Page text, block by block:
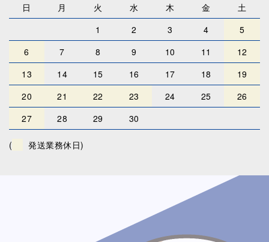
日
月 火 水 木 金
土
1
2 3 4
5
6
7 8 9 10 11
12
13
14 15 16 17 18
19
20
21 22 23 24 25
26
27
28 29 30
( 発送業務休日)